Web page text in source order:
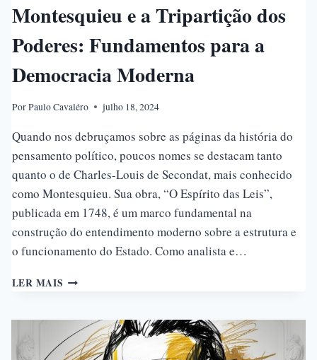
Montesquieu e a Tripartição dos
Poderes: Fundamentos para a
Democracia Moderna
PorPaulo Cavaléro julho 18, 2024
Quando nos debruçamos sobre as páginas da história do
pensamento político, poucos nomes se destacam tanto
quanto o de Charles-Louis de Secondat, mais conhecido
como Montesquieu. Sua obra, “O Espírito das Leis”,
publicada em 1748, é um marco fundamental na
construção do entendimento moderno sobre a estrutura e
o funcionamento do Estado. Como analista e…
LER MAIS MONTESQUIEU
TRIPARTIÇÃO
DOS
PODERES: